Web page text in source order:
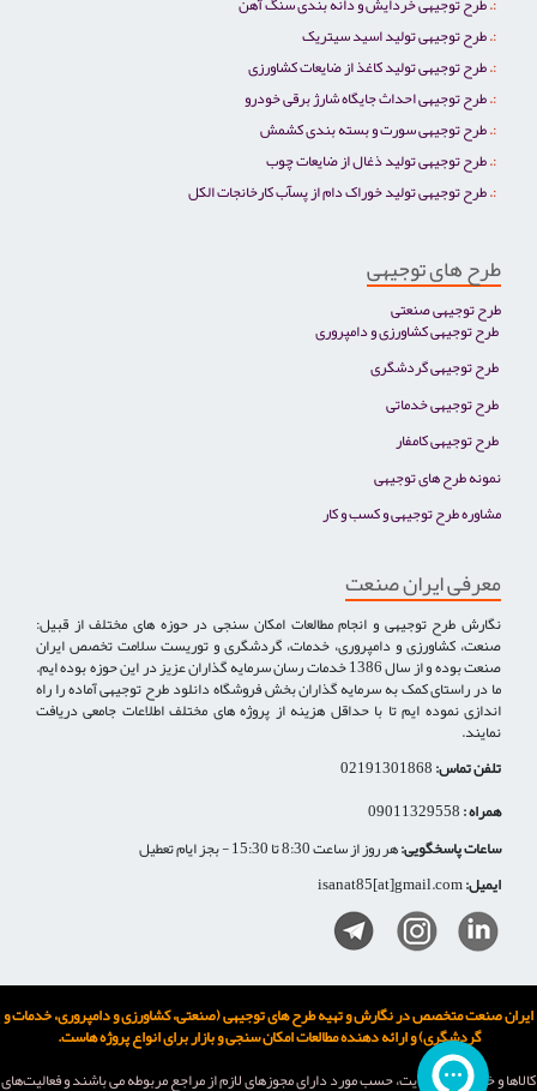
طرح توجیهی تولید اسید سیتریک
طرح توجیهی تولید کاغذ از ضایعات کشاورزی
طرح توجیهی احداث جایگاه شارژ برقی خودرو
طرح توجیهی سورت و بسته بندی کشمش
طرح توجیهی تولید ذغال از ضایعات چوب
طرح توجیهی تولید خوراک دام از پسآب کارخانجات الکل
طرح های توجیهی
طرح توجیهی صنعتی
طرح توجیهی کشاورزی و دامپروری
طرح توجیهی گردشگری
طرح توجیهی خدماتی
طرح توجیهی کامفار
نمونه طرح های توجیهی
مشاوره طرح توجیهی و کسب و کار
معرفی ایران صنعت
نگارش طرح توجیهی و انجام مطالعات امکان سنجی در حوزه های مختلف از قبیل:
صنعت، کشاورزی و دامپروری، خدمات، گردشگری و توریست سلامت تخصص ایران
صنعت بوده و از سال 1386 خدمات رسان سرمایه گذاران عزیز در این حوزه بوده ایم.
ما در راستای کمک به سرمایه گذاران بخش فروشگاه دانلود طرح توجیهی آماده را راه
اندازی نموده ایم تا با حداقل هزینه از پروژه های مختلف اطلاعات جامعی دریافت
نمایند.
تلفن تماس:
همراه :
ساعات پاسخگویی:هر روز از ساعت 8:30 تا 15:30 - بجز ایام تعطیل
ایمیل:
ایران صنعت متخصص در نگارش و تهیه طرح های توجیهی (صنعتی، کشاورزی و دامپروری، خدمات و
گردشگری) و ارائه دهنده مطالعات امکان سنجی و بازار برای انواع پروژه هاست.
كالاها و خدمات اين سایت، حسب مورد دارای مجوزهای لازم از مراجع مربوطه می باشند و فعاليت‌های